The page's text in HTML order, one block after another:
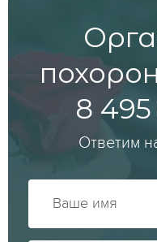
8 495
Ответим